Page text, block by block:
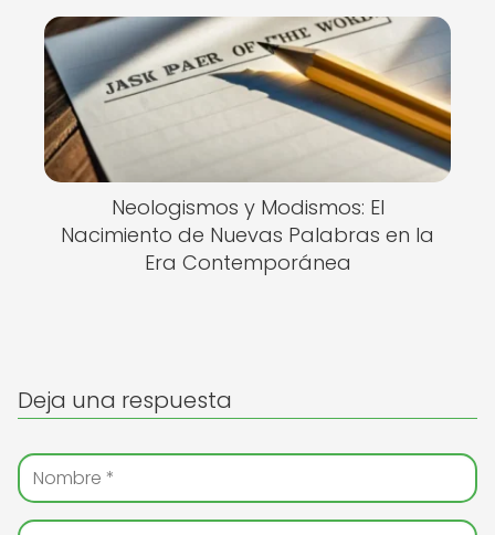
Neologismos y Modismos: El
Nacimiento de Nuevas Palabras en la
Era Contemporánea
Deja una respuesta